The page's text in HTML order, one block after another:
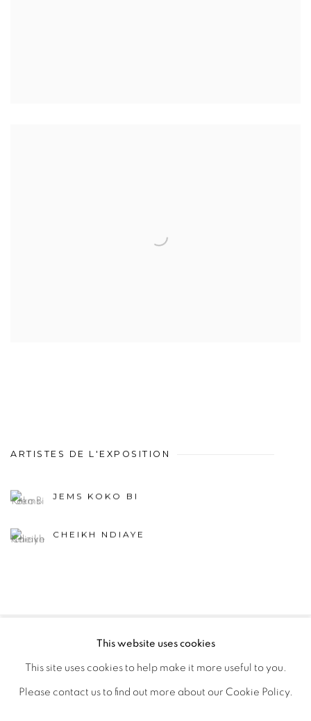
ARTISTES DE L'EXPOSITION
JEMS KOKO BI
CHEIKH NDIAYE
MANAGE COOKIES
COPYRIGHT © 2026 GALERIE CÉCILE FAKHOURY
SITE BY ARTLOGIC
This website uses cookies
This site uses cookies to help make it more useful to you.
Please contact us to find out more about our Cookie Policy.